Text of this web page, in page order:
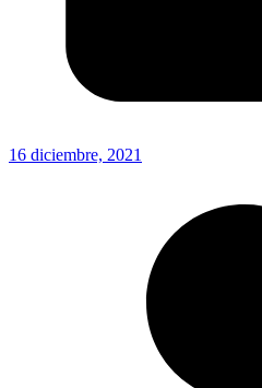
16 diciembre, 2021